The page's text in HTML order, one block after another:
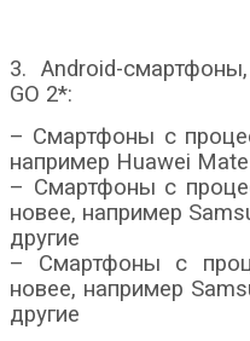
3. Android-
GO 2*:
– Смартфоны с
например Huawei
– Смартфоны с
новее, например
другие
– Смартфоны с
новее, например
другие